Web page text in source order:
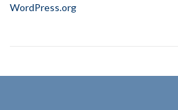
WordPress.org